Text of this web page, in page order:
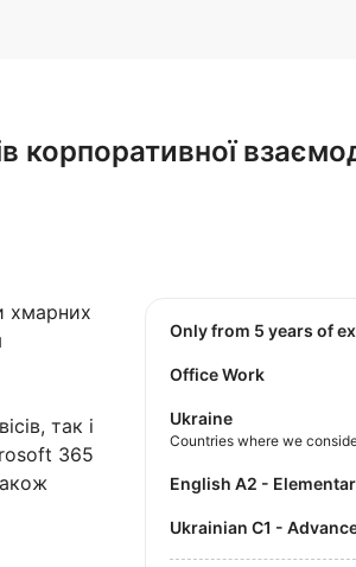
корпоративної
хмарних
так і
365
Only from 5 years of
Office Work
Ukraine
Countries where we
English A2 -
Ukrainian C1 -